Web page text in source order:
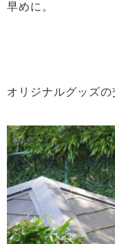
早めに。
オリジナルグッズの